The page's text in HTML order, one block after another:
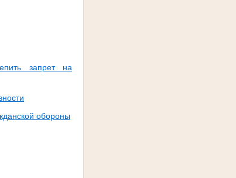
запрет на
обороны